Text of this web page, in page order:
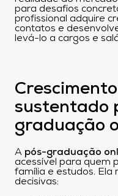
para desafios
profissional adquire
contatos e
levá-lo a cargos e
sustentado
graduação
A pós-graduação
acessível para quem
família e estudos. Ela
decisivas: